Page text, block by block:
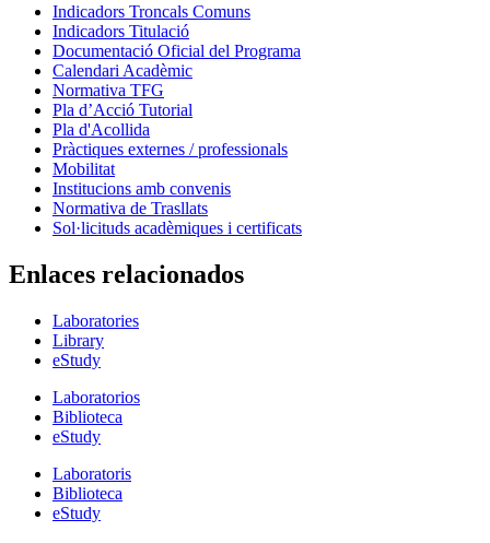
Indicadors Troncals Comuns
Indicadors Titulació
Documentació Oficial del Programa
Calendari Acadèmic
Normativa TFG
Pla d’Acció Tutorial
Pla d'Acollida
Pràctiques externes / professionals
Mobilitat
Institucions amb convenis
Normativa de Trasllats
Sol·licituds acadèmiques i certificats
Enlaces relacionados
Laboratories
Library
eStudy
Laboratorios
Biblioteca
eStudy
Laboratoris
Biblioteca
eStudy